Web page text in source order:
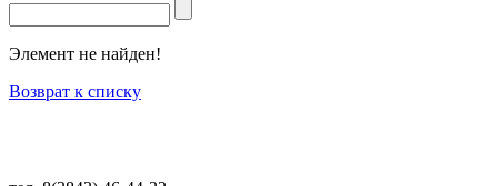
Элемент не найден!
Возврат к списку